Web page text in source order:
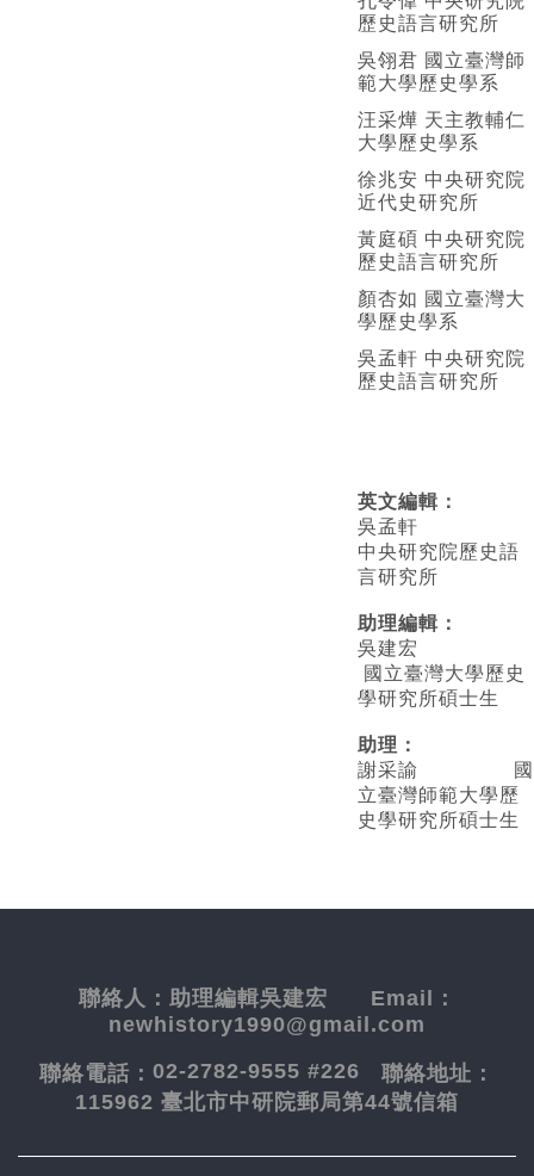
歷史語言研究所
吳翎君 國立臺灣師
範大學歷史學系
汪采燁 天主教輔仁
大學歷史學系
徐兆安 中央研究院
近代史研究所
黃庭碩 中央研究院
歷史語言研究所
顏杏如 國立臺灣大
學歷史學系
吳孟軒 中央研究院
歷史語言研究所
英文編輯 ：
吳孟軒
中央研究院歷史語
言研究所
助理編輯：
吳建宏
國立臺灣大學歷史
學研究所碩士生
助理：
謝采諭
國
立臺灣師範大學歷
史學研究所碩士生
聯絡人： 助理編輯吳建宏 Email：
newhistory1990@gmail.com
聯絡電話： 02-2782-9555 #226 聯絡地址：
115962 臺北市中研院郵局第44號信箱